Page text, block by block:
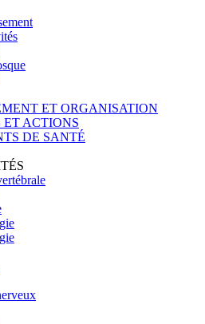
ET ORGANISATION
ET ACTIONS
DE SANTÉ